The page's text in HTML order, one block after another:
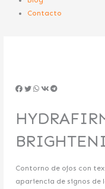
Contacto
Contorno de ojos con
apariencia de signos de